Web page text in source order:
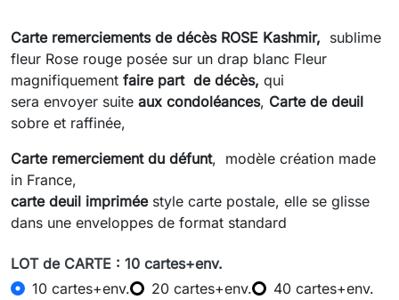
Carte remerciements de décès ROSE Kashmir, sublime
fleur Rose rouge posée sur un drap blanc Fleur
magnifiquement faire part de décès, qui
sera envoyer suite aux condoléances, Carte de deuil
sobre et raffinée,
Carte remerciement du défunt, modèle création made
in France,
carte deuil impriméestyle carte postale, elle se glisse
dans une enveloppes de format standard
LOT de CARTE : 10 cartes+env.
10 cartes+env.
20 cartes+env.
40 cartes+env.